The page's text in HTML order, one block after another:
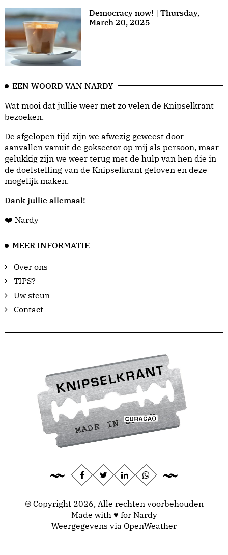
Democracy now! | Thursday,
March 20, 2025
EEN WOORD VAN NARDY
Wat mooi dat jullie weer met zo velen de Knipselkrant
bezoeken.
De afgelopen tijd zijn we afwezig geweest door
aanvallen vanuit de goksector op mij als persoon, maar
gelukkig zijn we weer terug met de hulp van hen die in
de doelstelling van de Knipselkrant geloven en deze
mogelijk maken.
Dank jullie allemaal!
❤️ Nardy
MEER INFORMATIE
Over ons
TIPS?
Uw steun
Contact
© Copyright 2026, Alle rechten voorbehouden
Made with ♥ for Nardy
Weergegevens via OpenWeather